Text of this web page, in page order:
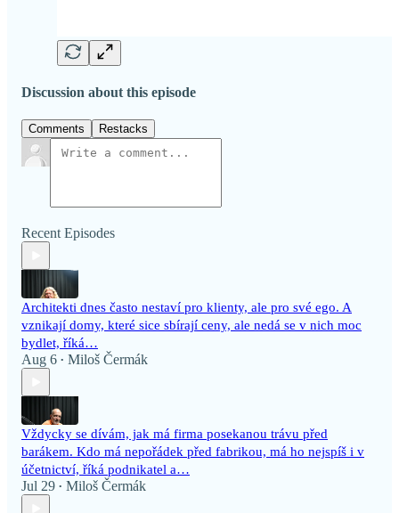
Discussion about this episode
Comments Restacks
Recent Episodes
Architekti dnes často nestaví pro klienty, ale pro své ego. A
vznikají domy, které sice sbírají ceny, ale nedá se v nich moc
bydlet, říká…
Aug 6 • Miloš Čermák
Vždycky se dívám, jak má firma posekanou trávu před
barákem. Kdo má nepořádek před fabrikou, má ho nejspíš i v
účetnictví, říká podnikatel a…
Jul 29 • Miloš Čermák